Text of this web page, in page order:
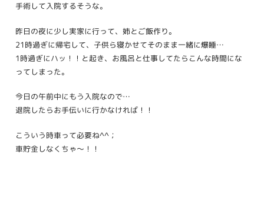
手術して入院するそうな。
昨日の夜に少し実家に行って、姉とご飯作り。
21時過ぎに帰宅して、子供ら寝かせてそのまま一緒に爆睡…
1時過ぎにハッ！！と起き、お風呂と仕事してたらこんな時間にな
ってしまった。
今日の午前中にもう入院なので…
退院したらお手伝いに行かなければ！！
こういう時車って必要ね^^；
車貯金しなくちゃ〜！！